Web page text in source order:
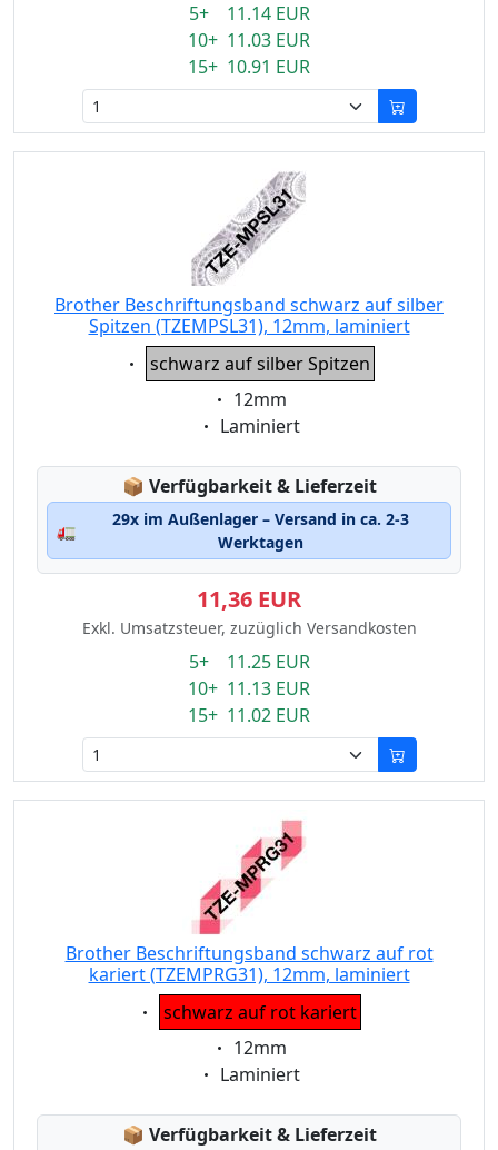
5+ 11.14 EUR
10+ 11.03 EUR
15+ 10.91 EUR
Brother Beschriftungsband schwarz auf silber
Spitzen (TZEMPSL31), 12mm, laminiert
Eigenschaft:
schwarz auf silber Spitzen
Eigenschaft:
12mm
Eigenschaft:
Laminiert
📦 Lagerstatus:
Verfügbarkeit & Lieferzeit
🚛
29x im Außenlager – Versand in ca. 2-3
Werktagen
11,36 EUR
Exkl. Umsatzsteuer, zuzüglich Versandkosten
5+ 11.25 EUR
10+ 11.13 EUR
15+ 11.02 EUR
Brother Beschriftungsband schwarz auf rot
kariert (TZEMPRG31), 12mm, laminiert
Eigenschaft:
schwarz auf rot kariert
Eigenschaft:
12mm
Eigenschaft:
Laminiert
📦 Lagerstatus:
Verfügbarkeit & Lieferzeit